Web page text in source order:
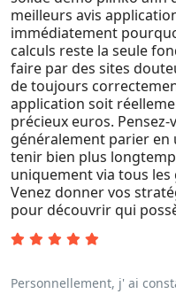
meilleurs avis
immédiatement
calculs reste la seule
faire par des sites
de toujours
application soit
précieux euros.
généralement parier
tenir bien plus
uniquement via tous
Venez donner vos
pour découvrir qui
Personnellement, j' ai